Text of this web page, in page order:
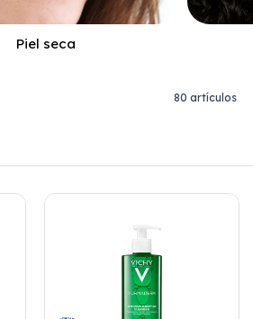
Piel seca
80 artículos